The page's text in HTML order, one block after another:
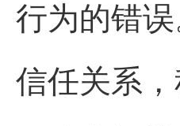
行为的错
信任关系